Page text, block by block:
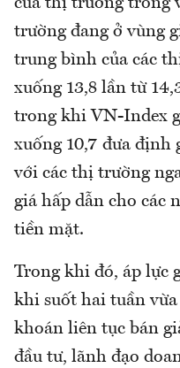
của thị trường trong
trường đang ở vùng
trung bình của các
xuống 13,8 lần từ
trong khi VN-Index
xuống 10,7 đưa định
với các thị trường
giá hấp dẫn cho các
tiền mặt.
Trong khi đó, áp lực
khi suốt hai tuần vừa
khoán liên tục bán
đầu tư, lãnh đạo